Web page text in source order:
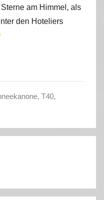
am Himmel, als
den Hoteliers
, T40,